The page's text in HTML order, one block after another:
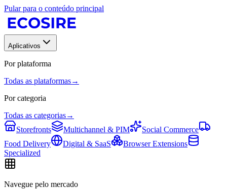
Pular para o conteúdo principal
Aplicativos
Por plataforma
Todas as plataformas→
Por categoria
Todas as categorias→
Storefronts
Multichannel & PIM
Social Commerce
Food Delivery
Digital & SaaS
Browser Extensions
Specialized
Navegue pelo mercado